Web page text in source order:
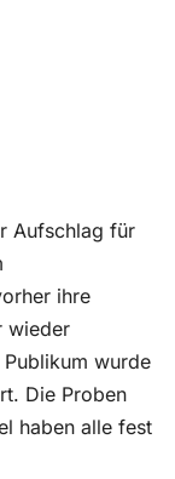
Aufschlag für
ihre
wieder
wurde
Die Proben
haben alle fest